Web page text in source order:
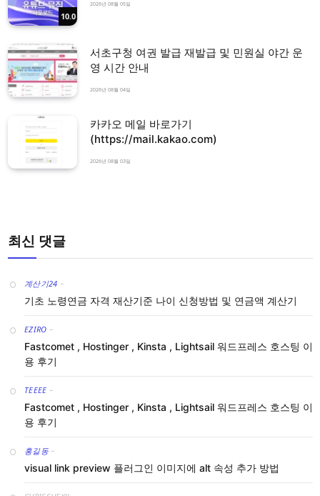
10.0
2026년 08월 05일
서초구청 여권 발급 재발급 및 민원실 야간 운
영 시간 안내
2026년 08월 04일
카카오 메일 바로가기
(https://mail.kakao.com)
2026년 08월 03일
최신 댓글
계산기24 -
기초 노령연금 자격 재산기준 나이 신청방법 및 연금액 계산기
EZIRO -
Fastcomet , Hostinger , Kinsta , Lightsail 워드프레스 호스팅 이
용 후기
TEEEE -
Fastcomet , Hostinger , Kinsta , Lightsail 워드프레스 호스팅 이
용 후기
홍길동 -
visual link preview 플러그인 이미지에 alt 속성 추가 방법